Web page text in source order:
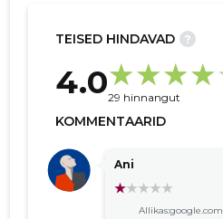
TEISED HINDAVAD ?
4.029 hinnangut
KOMMENTAARID
Ani
Allikas:google.com